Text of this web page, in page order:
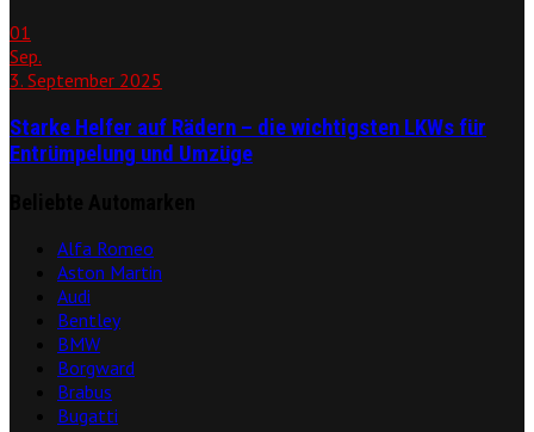
01
Sep.
3. September 2025
Starke Helfer auf Rädern – die wichtigsten LKWs für
Entrümpelung und Umzüge
Alfa Romeo
Aston Martin
Audi
Bentley
BMW
Borgward
Brabus
Bugatti